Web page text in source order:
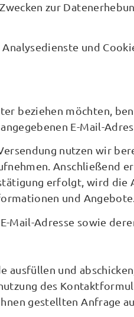
zur
und
beziehen möchten,
E-Mail-
nutzen wir
Anschließend
erfolgt, wird
und Angebote.
Adresse sowie
ausfüllen und
des
gestellten Anfrage